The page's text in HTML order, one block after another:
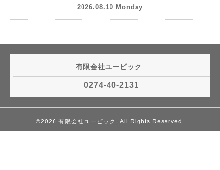
2026.08.10 Monday
有限会社ユーピック
0274-40-2131
©2026 有限会社ユーピック . All Rights Reserved.